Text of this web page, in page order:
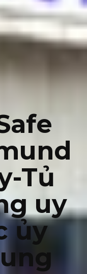
Tủ
uy
ủy